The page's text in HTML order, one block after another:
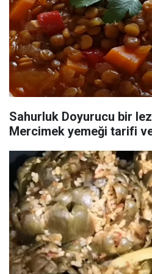
Sahurluk Doyurucu bir
Mercimek yemeği tarifi